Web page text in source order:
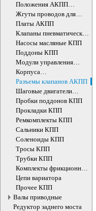
Положения AКПП
датчики
Жгуты проводов для
АКПП
Платы АКПП
Клапаны пневматические
КПП
Насосы масляные КПП
Поддоны КПП
Модули управления
АКПП
Корпуса
гидроаккумуляторов КПП
Разъемы клапанов АКПП
Шаговые двигатели
вариаторов
Пробки поддонов КПП
Прокладки КПП
Ремкомплекты КПП
Сальники КПП
Соленоиды КПП
Тросы КПП
Трубки КПП
Комплекты фрикционных
дисков
Цепи вариатора
Прочее КПП
Валы приводные
Редуктор заднего моста